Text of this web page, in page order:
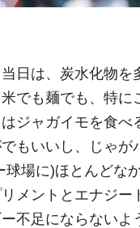
日は、炭水化物を
でも麺でも、特に
ジャガイモを食べ
もいいし、じゃが
球場に)ほとんどな
メントとエナジー
不足にならないよ